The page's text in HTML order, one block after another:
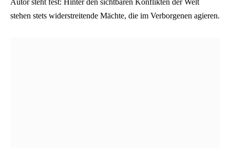
Autor steht fest: Hinter den sichtbaren Konflikten der Welt
stehen stets widerstreitende Mächte, die im Verborgenen agieren.